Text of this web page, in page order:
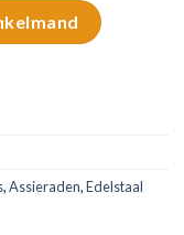
aantal
,Assieraden,Edelstaal